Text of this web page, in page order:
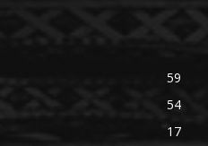
59
54
17